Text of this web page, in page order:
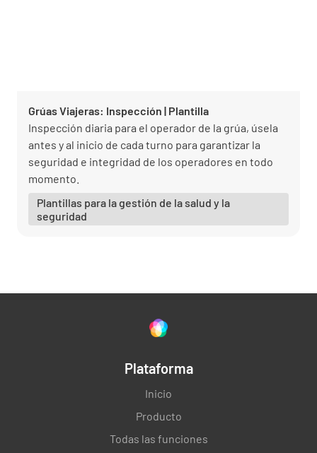
Grúas Viajeras: Inspección | Plantilla
Inspección diaria para el operador de la grúa, úsela
antes y al inicio de cada turno para garantizar la
seguridad e integridad de los operadores en todo
momento.
Plantillas para la gestión de la salud y la
seguridad
Plataforma
Inicio
Producto
Todas las funciones